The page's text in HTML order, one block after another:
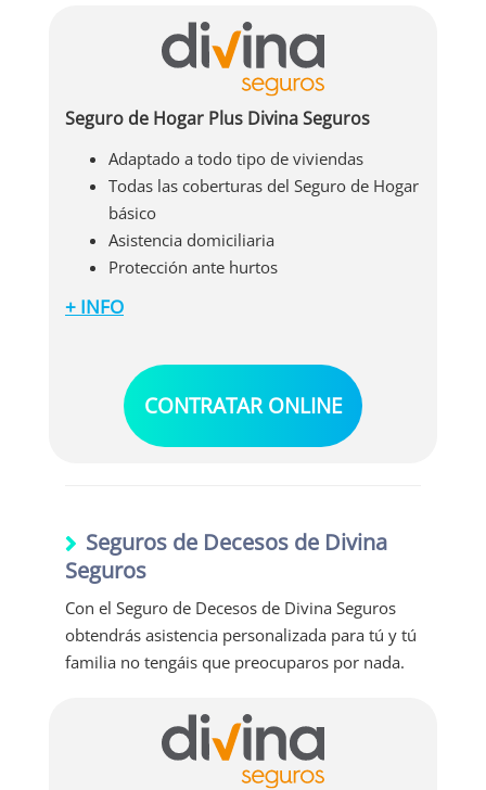
Seguro de Hogar Plus Divina Seguros
Adaptado a todo tipo de viviendas
Todas las coberturas del Seguro de Hogar
básico
Asistencia domiciliaria
Protección ante hurtos
Además de las coberturas mencionadas, esta
en los siguientes casos, ayudándote a reparar
la situación:
Roturas de cristales de
electrodomésticos/li>
Roturas de cristales o lozas sanitarias.
+ INFO
CONTRATAR ONLINE
Seguros de Decesos de Divina
Seguros
Con el Seguro de Decesos de Divina Seguros
obtendrás asistencia personalizada para tú y tú
familia no tengáis que preocuparos por nada.